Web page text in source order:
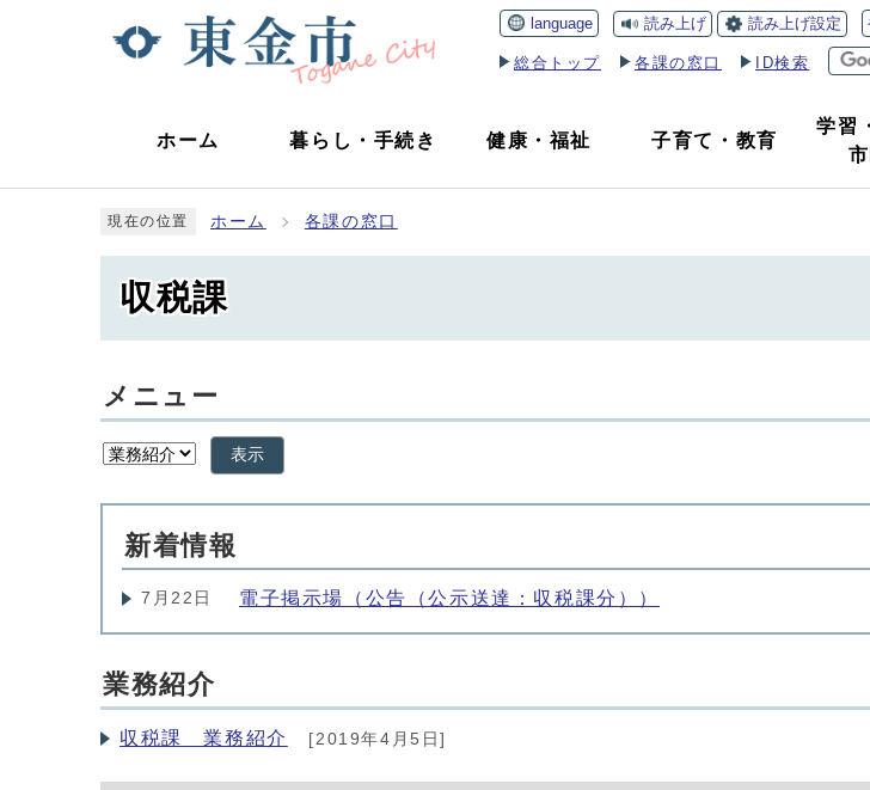
language 読み上げ 読み上げ設定
総合トップ 各課の窓口 ID検索
ホーム 暮らし ・ 手続き 健康 ・福祉 子育て ・ 教育
学習
現在の位置 ホーム 各課の窓口
収税課
メニュー
表示
新着情報
7月22日 電子掲示場（公告（公示送達：収税課分））
業務紹介
収税課 業務紹介 [2019年4月5日]